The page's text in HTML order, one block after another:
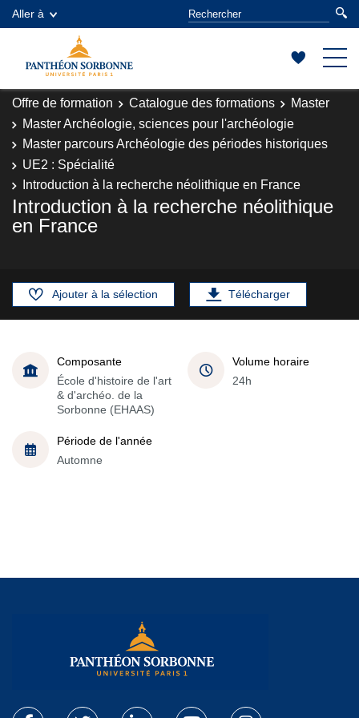
Aller à
Offre de formation Catalogue des formations
Master
Master Archéologie, sciences pour l'archéologie
Master parcours Archéologie des périodes historiques
UE2 : Spécialité
Introduction à la recherche néolithique en France
Introduction à la recherche néolithique
en France
Ajouter à la sélection Télécharger
Composante
École d'histoire de l'art
& d'archéo. de la
Sorbonne (EHAAS)
Volume horaire
24h
Période de l'année
Automne